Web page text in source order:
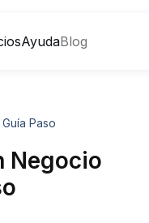
AyudaBlog
Paso
Negocio